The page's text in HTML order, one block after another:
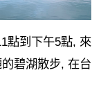
點到下午5點, 來
碧湖散步, 在台